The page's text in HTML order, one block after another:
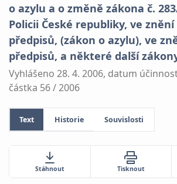
o azylu a o změně zákona č.
Policii České republiky, ve
předpisů, (zákon o azylu), ve
předpisů, a některé další
Vyhlášeno 28. 4. 2006, datum
částka 56 / 2006
Text Historie Souvislosti
Stáhnout Tisknout